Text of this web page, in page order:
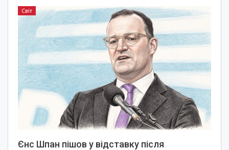
Світ
Єнс Шпан пішов у відставку після